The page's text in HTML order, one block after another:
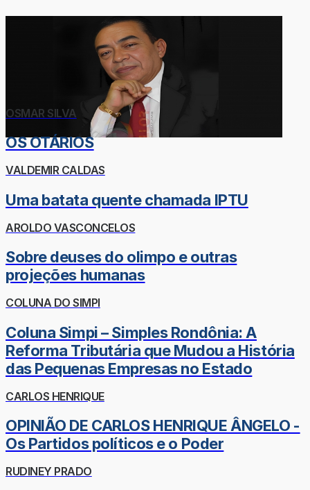
OSMAR SILVA
OS OTÁRIOS
VALDEMIR CALDAS
Uma batata quente chamada IPTU
AROLDO VASCONCELOS
Sobre deuses do olimpo e outras
projeções humanas
COLUNA DO SIMPI
Coluna Simpi – Simples Rondônia: A
Reforma Tributária que Mudou a História
das Pequenas Empresas no Estado
CARLOS HENRIQUE
OPINIÃO DE CARLOS HENRIQUE ÂNGELO -
Os Partidos políticos e o Poder
RUDINEY PRADO